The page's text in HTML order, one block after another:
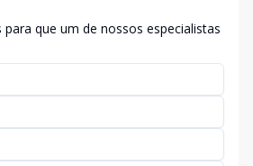
que um de nossos especialistas